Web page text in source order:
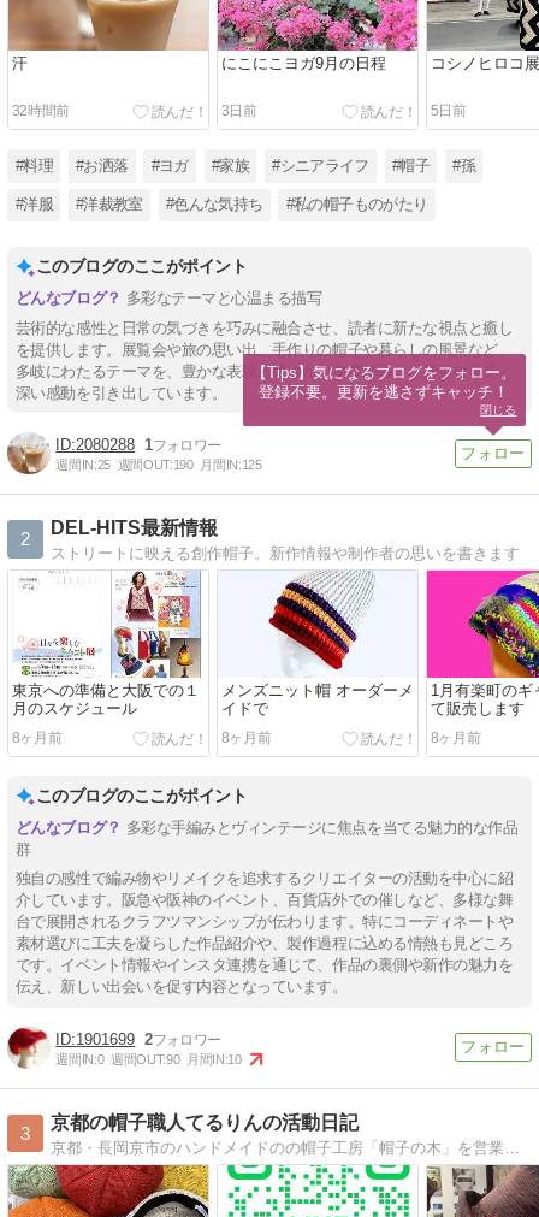
汗
32時間前
にこにこヨガ9月の日程
3日前
コシノヒロコ展
5日前
#料理 #お洒落 #ヨガ #家族 #シニアライフ #帽子 #孫
#洋服 #洋裁教室 #色んな気持ち #私の帽子ものがたり
このブログのここがポイント
多彩なテーマと心温まる描写
芸術的な感性と日常の気づきを巧みに融合させ、読者に新たな視点と癒し
を提供します。展覧会や旅の思い出、手作りの帽子や暮らしの風景など、
多岐にわたるテーマを、豊かな表現と軽やかな文章で綴り、身近な発見と
深い感動を引き出しています。
2080288 1
週間IN:25 週間OUT:190 月間IN:125
2
DEL-HITS最新情報
ストリートに映える創作帽子。新作情報や制作者の思いを書きます
東京への準備と大阪での１
月のスケジュール
8ヶ月前
メンズニット帽 オーダーメ
イドで
8ヶ月前
1月有楽町のギ
て販売します
8ヶ月前
このブログのここがポイント
多彩な手編みとヴィンテージに焦点を当てる魅力的な作品
群
独自の感性で編み物やリメイクを追求するクリエイターの活動を中心に紹
介しています。阪急や阪神のイベント、百貨店外での催しなど、多様な舞
台で展開されるクラフツマンシップが伝わります。特にコーディネートや
素材選びに工夫を凝らした作品紹介や、製作過程に込める情熱も見どころ
です。イベント情報やインスタ連携を通じて、作品の裏側や新作の魅力を
伝え、新しい出会いを促す内容となっています。
1901699 2
週間IN:0 週間OUT:90 月間IN:10
3
京都の帽子職人てるりんの活動日記
【Tips】気になるブログをフォロー。
登録不要。更新を逃さずキャッチ！
閉じる